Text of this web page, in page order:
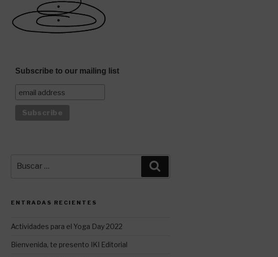
Subscribe to our mailing list
por:
ENTRADAS RECIENTES
Actividades para el Yoga Day 2022
Bienvenida, te presento IKI Editorial